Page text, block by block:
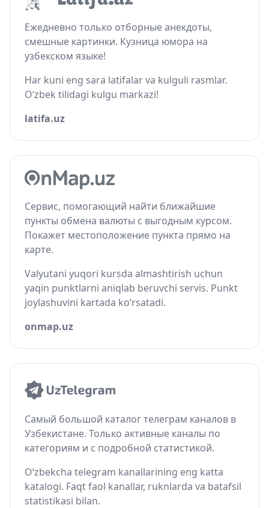
Ежедневно только отборные анекдоты,
смешные картинки. Кузница юмора на
узбекском языке!
Har kuni eng sara latifalar va kulguli rasmlar.
O‘zbek tilidagi kulgu markazi!
latifa.uz
Сервис, помогающий найти ближайшие
пункты обмена валюты с выгодным курсом.
Покажет местоположение пункта прямо на
карте.
Valyutani yuqori kursda almashtirish uchun
yaqin punktlarni aniqlab beruvchi servis. Punkt
joylashuvini kartada ko‘rsatadi.
onmap.uz
Самый большой каталог телеграм каналов в
Узбекистане. Только активные каналы по
категориям и с подробной статистикой.
O‘zbekcha telegram kanallarining eng katta
katalogi. Faqt faol kanallar, ruknlarda va batafsil
statistikasi bilan.